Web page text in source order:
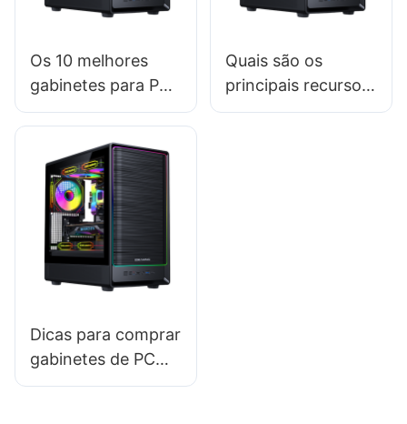
Os 10 melhores
gabinetes para PC
gamer: uma lista
quem compra
Quais são os
principais recursos
dos gabinetes de
Dicas para comprar
gabinetes de PC
gamer: verificando